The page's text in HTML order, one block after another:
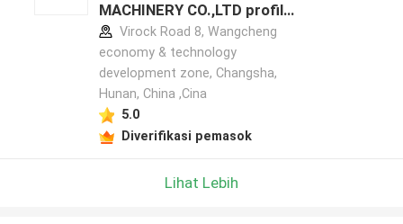
MACHINERY CO.,LTD profil
pabrikan
Virock Road 8, Wangcheng
economy & technology
development zone, Changsha,
Hunan, China ,Cina
5.0
Diverifikasi pemasok
Lihat Lebih